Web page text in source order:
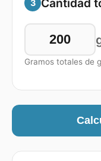
3 Cantidad
Gramos totales de